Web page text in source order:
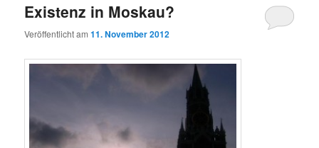
Existenz in Moskau?
Veröffentlicht am11. November 2012